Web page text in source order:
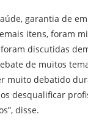
garantia de
itens, foram
foram discutidas
de muitos
muito debatido
desqualificar
disse.